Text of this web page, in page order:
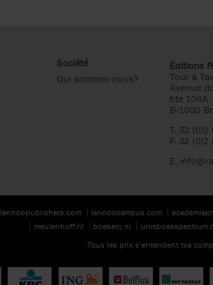
Société
Qui sommes-nous?
Éditions
Tour &
Avenue
bte 104A
B-1000
T. 32
F. 32
E.
lannoopublishers.com lannoocampus.com
meulenhoff.nl
boekerij.nl
Tous les prix s’entendent tva